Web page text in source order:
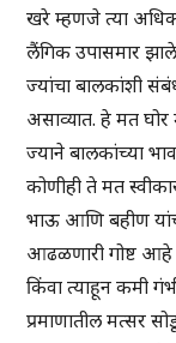
खरे म्हणजे त्या
लैंगिक उपासमार
ज्यांचा बालकांशी
असाव्यात. हे मत
ज्याने बालकांच्या
कोणीही ते मत
भाऊ आणि बहीण
आढळणारी गोष्ट आहे
किंवा त्याहून कमी
प्रमाणातील मत्सर